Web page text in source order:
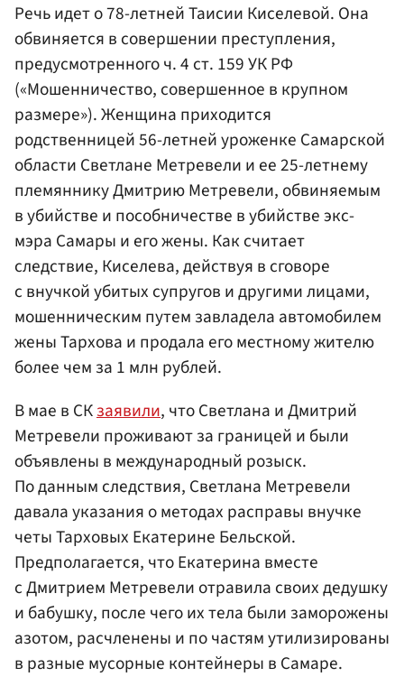
Речь идет о 78-летней Таисии Киселевой. Она
обвиняется в совершении преступления,
предусмотренного ч. 4 ст. 159 УК РФ
(«Мошенничество, совершенное в крупном
размере»). Женщина приходится
родственницей 56-летней уроженке Самарской
области Светлане Метревели и ее 25-летнему
племяннику Дмитрию Метревели, обвиняемым
в убийстве и пособничестве в убийстве экс-
мэра Самары и его жены. Как считает
следствие, Киселева, действуя в сговоре
с внучкой убитых супругов и другими лицами,
мошенническим путем завладела автомобилем
жены Тархова и продала его местному жителю
более чем за 1 млн рублей.
В мае в СКзаявили, что Светлана и Дмитрий
Метревели проживают за границей и были
объявлены в международный розыск.
По данным следствия, Светлана Метревели
давала указания о методах расправы внучке
четы Тарховых Екатерине Бельской.
Предполагается, что Екатерина вместе
с Дмитрием Метревели отравила своих дедушку
и бабушку, после чего их тела были заморожены
азотом, расчленены и по частям утилизированы
в разные мусорные контейнеры в Самаре.